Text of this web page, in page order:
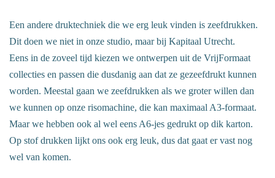
Een andere druktechniek die we erg leuk vinden is zeefdrukken.
Dit doen we niet in onze studio, maar bij Kapitaal Utrecht.
Eens in de zoveel tijd kiezen we ontwerpen uit de VrijFormaat
collecties en passen die dusdanig aan dat ze gezeefdrukt kunnen
worden. Meestal gaan we zeefdrukken als we groter willen dan
we kunnen op onze risomachine, die kan maximaal A3-formaat.
Maar we hebben ook al wel eens A6-jes gedrukt op dik karton.
Op stof drukken lijkt ons ook erg leuk, dus dat gaat er vast nog
wel van komen.